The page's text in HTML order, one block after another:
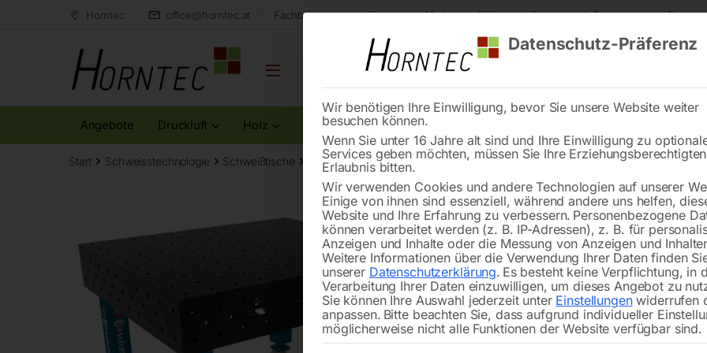
Horntec office@horntec.at Fachberatung aus Kärnten Markenqualität Lieferung nach Österreich und
Angebote Druckluft Holz Metall Reinigung
Start Schweisstechnologie Schweißtische Schweißtisch PLUS auf Rädern 1200×1000 mm 16-100×100
🔍
Schweißtisch PLUS
Datenschutz-Präferenz
Wir benötigen Ihre Einwilligung, bevor Sie unsere Website weiter
besuchen können.
Wenn Sie unter 16 Jahre alt sind und Ihre Einwilligung zu
Services geben möchten, müssen Sie Ihre
Erlaubnis bitten.
Wir verwenden Cookies und andere Technologien auf unserer
Einige von ihnen sind essenziell, während andere uns helfen,
Website und Ihre Erfahrung zu verbessern. Personenbezogene
können verarbeitet werden (z. B. IP-Adressen), z. B. für
Anzeigen und Inhalte oder die Messung von Anzeigen und
Weitere Informationen über die Verwendung Ihrer Daten finden
unserer Datenschutzerklärung. Es besteht keine Verpflichtung, in
Verarbeitung Ihrer Daten einzuwilligen, um dieses Angebot zu
Sie können Ihre Auswahl jederzeit unter Einstellungenwiderrufen
anpassen. Bitte beachten Sie, dass aufgrund individueller
möglicherweise nicht alle Funktionen der Website verfügbar sind.